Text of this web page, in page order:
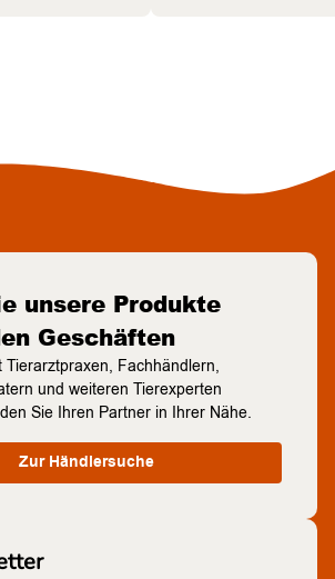
unsere Produkte
Geschäften
Tierarztpraxen, Fachhändlern,
und weiteren Tierexperten
Sie Ihren Partner in Ihrer Nähe.
Zur Händlersuche